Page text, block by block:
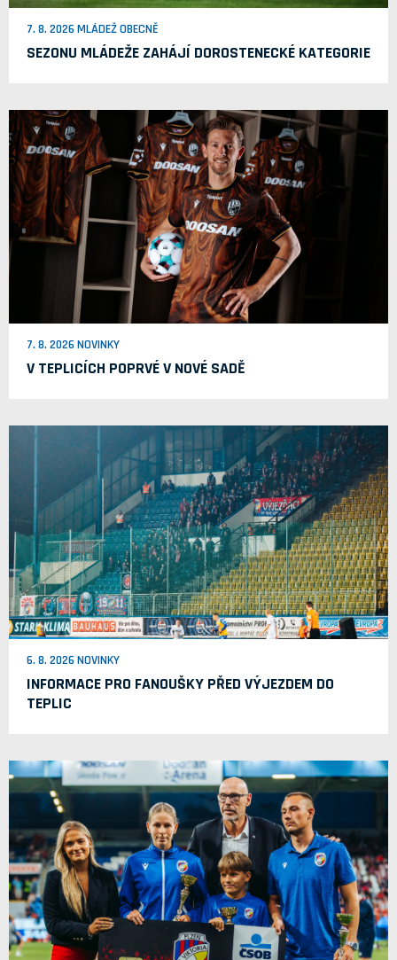
7. 8. 2026 MLÁDEŽ OBECNĚ
SEZONU MLÁDEŽE ZAHÁJÍ DOROSTENECKÉ KATEGORIE
7. 8. 2026 NOVINKY
V TEPLICÍCH POPRVÉ V NOVÉ SADĚ
6. 8. 2026 NOVINKY
INFORMACE PRO FANOUŠKY PŘED VÝJEZDEM DO
TEPLIC